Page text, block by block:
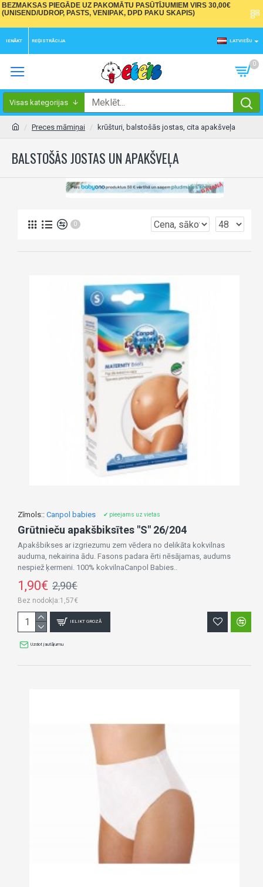
BEZMAKSAS PIEGĀDE UZ PAKOMĀTU PASŪTĪJUMIEM VIRS 30,00€
(UNISEND/UDROP, PASTS, VENIPAK, DPD PAKU SKAPIS)
IENĀKT REĢISTRĀCIJA LATVIEŠU
0
Visas kategorijas
Preces māmiņai krūšturi, balstošās jostas, cita apakšveļa
BALSTOŠĀS JOSTAS UN APAKŠVEĻA
0
Zīmols:: Canpol babies ✔ pieejams uz vietas
Grūtnieču apakšbiksītes "S" 26/204
Apakšbikses ar izgriezumu zem vēdera no delikāta kokvilnas
auduma, nekairina ādu. Fasons padara ērti nēsājamas, audums
nespiež ķermeni. 100% kokvilnaCanpol Babies..
1,90€ 2,90€
Bez nodokļa:1,57€
IELIKT GROZĀ
Uzdot jautājumu